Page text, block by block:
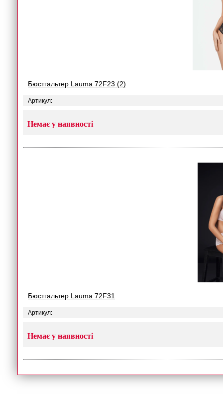
Бюстгальтер Lauma 72F23 (2)
Артикул:
Немає у наявності
Бюстгальтер Lauma 72F31
Артикул:
Немає у наявності